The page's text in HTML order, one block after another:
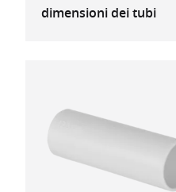
dimensioni dei tubi